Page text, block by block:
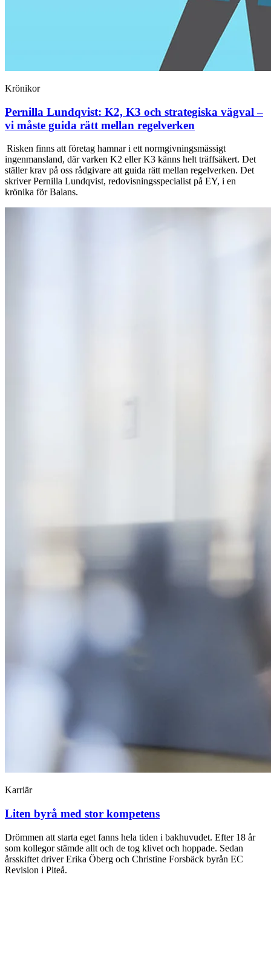
Krönikor
Pernilla Lundqvist: K2, K3 och strategiska vägval –
vi måste guida rätt mellan regelverken
Risken finns att företag hamnar i ett normgivningsmässigt
ingenmansland, där varken K2 eller K3 känns helt träffsäkert. Det
ställer krav på oss rådgivare att guida rätt mellan regelverken. Det
skriver Pernilla Lundqvist, redovisningsspecialist på EY, i en
krönika för Balans.
Karriär
Liten byrå med stor kompetens
Drömmen att starta eget fanns hela tiden i bakhuvudet. Efter 18 år
som kollegor stämde allt och de tog klivet och hoppade. Sedan
årsskiftet driver Erika Öberg och Christine Forsbäck byrån EC
Revision i Piteå.